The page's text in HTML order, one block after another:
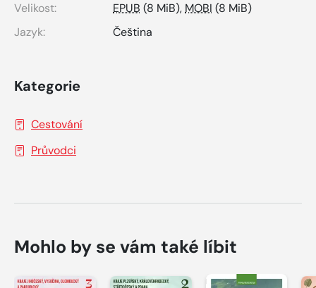
Velikost:
EPUB (8 MiB), MOBI (8 MiB)
Jazyk:
Čeština
Kategorie
Cestování
Průvodci
Mohlo by se vám také líbit